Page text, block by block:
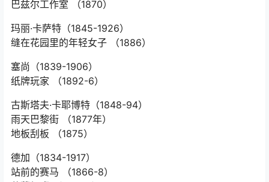
巴兹尔工作室
（1870）
玛丽·卡萨特（1845-1926）
缝在花园里的年轻女子
（1886）
塞尚（1839-1906）
纸牌玩家
（1892-6）
古斯塔夫·卡耶博特（1848-94）
雨天巴黎街
（1877年）
地板刮板
（1875）
德加（1834-1917）
站前的赛马
（1866-8）